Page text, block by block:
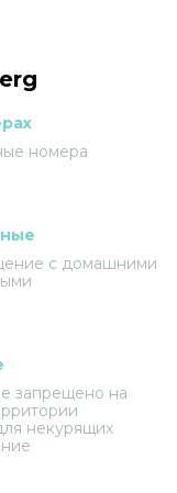
номера
с домашними
запрещено на
некурящих